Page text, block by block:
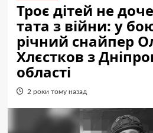
Троє дітей не
тата з війни: у
річний снайпер
Хлєстков з
області
2 роки тому назад